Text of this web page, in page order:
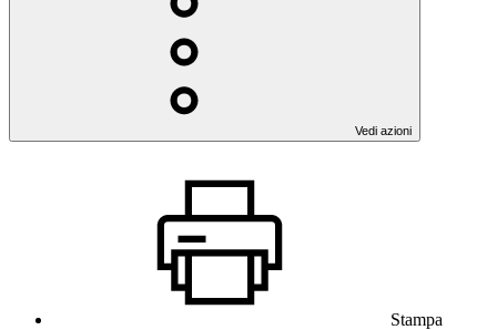
Vedi azioni
Stampa